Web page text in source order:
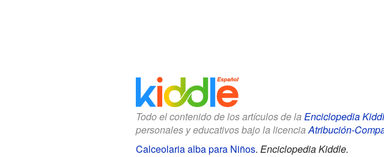
Todo el contenido de los artículos de la Enciclopedia
personales y educativos bajo la licenciaAtribución-
Calceolaria alba para Niños. Enciclopedia Kiddle.